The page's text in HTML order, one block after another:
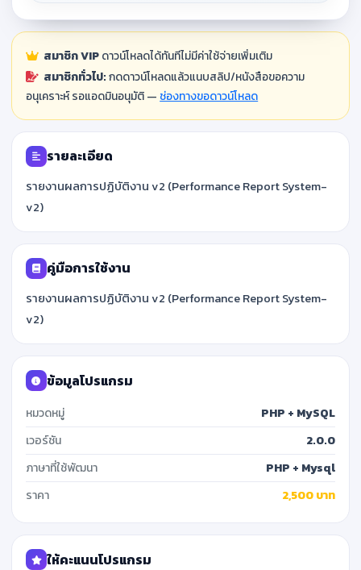
สมาชิก VIP ดาวน์โหลดได้ทันทีไม่มีค่าใช้จ่ายเพิ่มเติม
สมาชิกทั่วไป: กดดาวน์โหลดแล้วแนบสลิป/หนังสือขอความ
อนุเคราะห์ รอแอดมินอนุมัติ —ช่องทางขอดาวน์โหลด
รายละเอียด
รายงานผลการปฏิบัติงาน v2 (Performance Report System-
v2)
คู่มือการใช้งาน
รายงานผลการปฏิบัติงาน v2 (Performance Report System-
v2)
ข้อมูลโปรแกรม
หมวดหมู่
PHP + MySQL
เวอร์ชัน
2.0.0
ภาษาที่ใช้พัฒนา
PHP + Mysql
ราคา
2,500 บาท
ให้คะแนนโปรแกรม